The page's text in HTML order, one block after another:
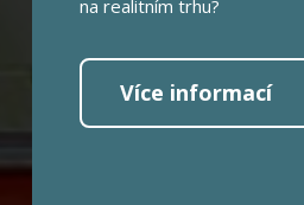
75
na realitním trhu?
Více informací